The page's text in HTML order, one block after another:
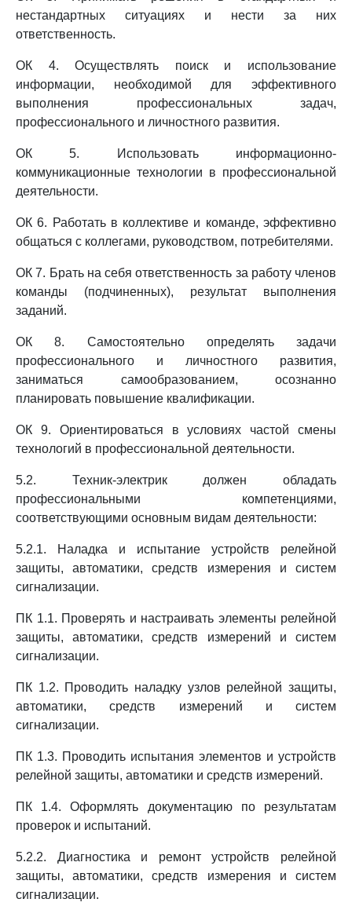
нестандартных ситуациях и нести за них
ответственность.
ОК 4. Осуществлять поиск и использование
информации, необходимой для эффективного
выполнения профессиональных задач,
профессионального и личностного развития.
ОК 5. Использовать информационно-
коммуникационные технологии в профессиональной
деятельности.
ОК 6. Работать в коллективе и команде, эффективно
общаться с коллегами, руководством, потребителями.
ОК 7. Брать на себя ответственность за работу членов
команды (подчиненных), результат выполнения
заданий.
ОК 8. Самостоятельно определять задачи
профессионального и личностного развития,
заниматься самообразованием, осознанно
планировать повышение квалификации.
ОК 9. Ориентироваться в условиях частой смены
технологий в профессиональной деятельности.
5.2. Техник-электрик должен обладать
профессиональными компетенциями,
соответствующими основным видам деятельности:
5.2.1. Наладка и испытание устройств релейной
защиты, автоматики, средств измерения и систем
сигнализации.
ПК 1.1. Проверять и настраивать элементы релейной
защиты, автоматики, средств измерений и систем
сигнализации.
ПК 1.2. Проводить наладку узлов релейной защиты,
автоматики, средств измерений и систем
сигнализации.
ПК 1.3. Проводить испытания элементов и устройств
релейной защиты, автоматики и средств измерений.
ПК 1.4. Оформлять документацию по результатам
проверок и испытаний.
5.2.2. Диагностика и ремонт устройств релейной
защиты, автоматики, средств измерения и систем
сигнализации.